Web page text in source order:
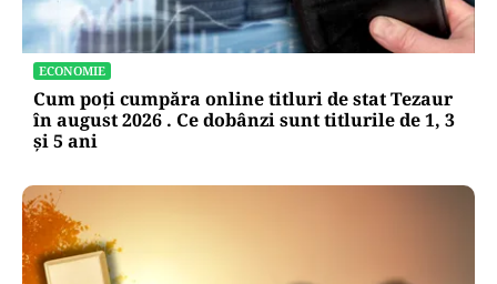
ECONOMIE
Cum poți cumpăra online titluri de stat Tezaur
în august 2026 . Ce dobânzi sunt titlurile de 1, 3
și 5 ani